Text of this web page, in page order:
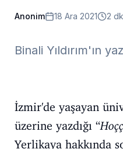
Anonim 18 Ara 2021 2
Binali Yıldırım'ın
İzmir'de yaşayan
üzerine yazdığı “
Yerlikaya hakkında